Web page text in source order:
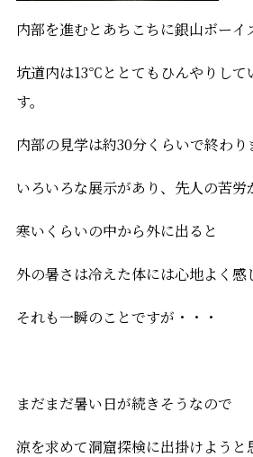
内部を進むとあちこちに銀山ボーイ
坑道内は13℃ととてもひんやりして
す。
内部の見学は約30分くらいで終わり
いろいろな展示があり、先人の苦労
寒いくらいの中から外に出ると
外の暑さは冷えた体には心地よく感
それも一瞬のことですが・・・
まだまだ暑い日が続きそうなので
涼を求めて洞窟探検に出掛けようと